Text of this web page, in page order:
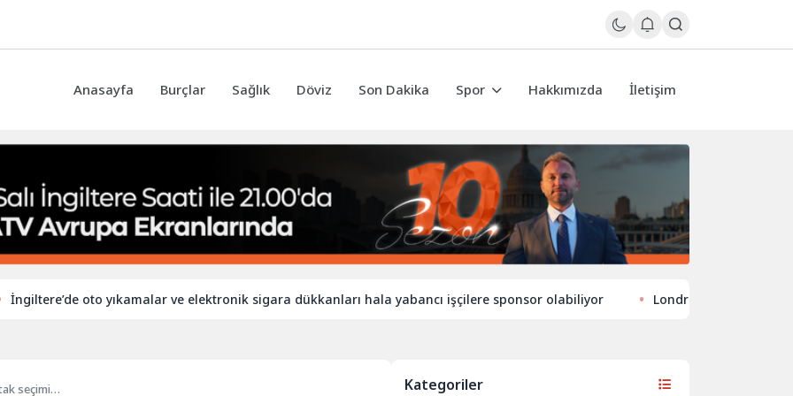
Anasayfa Burçlar Sağlık Döviz Son Dakika Spor Hakkımızda İletişim
oto yıkamalar ve elektronik sigara dükkanları hala yabancı işçilere sponsor olabiliyor Londra’nın eğlence
seçimi… Kategoriler